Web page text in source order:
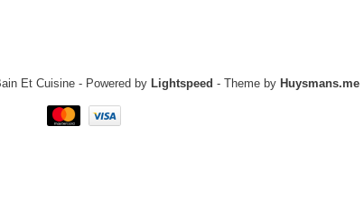
Et Cuisine - Powered by Lightspeed - Theme by Huysmans.me